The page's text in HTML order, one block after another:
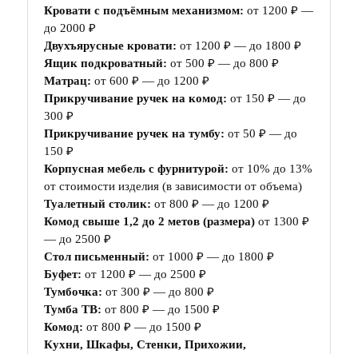
Кровати с подъёмным механизмом: от 1200 ₽ —
до 2000 ₽
Двухъярусные кровати: от 1200 ₽ — до 1800 ₽
Ящик подкроватный: от 500 ₽ — до 800 ₽
Матрац: от 600 ₽ — до 1200 ₽
Прикручивание ручек на комод: от 150 ₽ — до
300 ₽
Прикручивание ручек на тумбу: от 50 ₽ — до
150 ₽
Корпусная мебель с фурнитурой: от 10% до 13%
от стоимости изделия (в зависимости от объема)
Туалетный столик: от 800 ₽ — до 1200 ₽
Комод свыше 1,2 до 2 метов (размера) от 1300 ₽
— до 2500 ₽
Стол письменный: от 1000 ₽ — до 1800 ₽
Буфет: от 1200 ₽ — до 2500 ₽
Тумбочка: от 300 ₽ — до 800 ₽
Тумба ТВ: от 800 ₽ — до 1500 ₽
Комод: от 800 ₽ — до 1500 ₽
Кухни, Шкафы, Стенки, Прихожии,